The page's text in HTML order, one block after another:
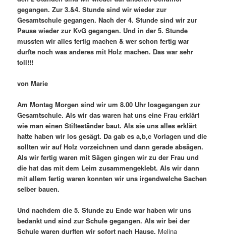
gegangen. Zur 3.&4. Stunde sind wir wieder zur
Gesamtschule gegangen. Nach der 4. Stunde sind wir zur
Pause wieder zur KvG gegangen. Und in der 5. Stunde
mussten wir alles fertig machen & wer schon fertig war
durfte noch was anderes mit Holz machen. Das war sehr
toll!!!
von Marie
Am Montag Morgen sind wir um 8.00 Uhr losgegangen zur
Gesamtschule. Als wir das waren hat uns eine Frau erklärt
wie man einen Stifteständer baut. Als sie uns alles erklärt
hatte haben wir los gesägt. Da gab es a,b,c Vorlagen und die
sollten wir auf Holz vorzeichnen und dann gerade absägen.
Als wir fertig waren mit Sägen gingen wir zu der Frau und
die hat das mit dem Leim zusammengeklebt. Als wir dann
mit allem fertig waren konnten wir uns irgendwelche Sachen
selber bauen.
Und nachdem die 5. Stunde zu Ende war haben wir uns
bedankt und sind zur Schule gegangen. Als wir bei der
Schule waren durften wir sofort nach Hause. Melina